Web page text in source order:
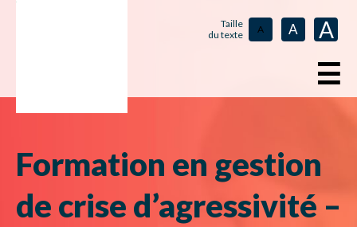
Taille
du texte
A A A
☰
Formation en gestion
de crise d’agressivité –